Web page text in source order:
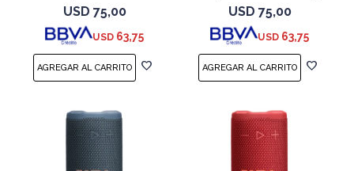
Camuflado
USD 75,00
USD 63,75
USD 75,00
USD 63,75